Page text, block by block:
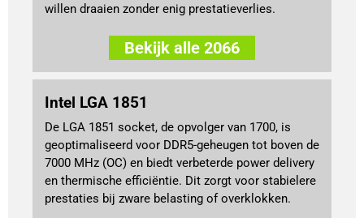
willen draaien zonder enig prestatieverlies.
Bekijk alle 2066
Intel LGA 1851
De LGA 1851 socket, de opvolger van 1700, is
geoptimaliseerd voor DDR5-geheugen tot boven de
7000 MHz (OC) en biedt verbeterde power delivery
en thermische efficiëntie. Dit zorgt voor stabielere
prestaties bij zware belasting of overklokken.